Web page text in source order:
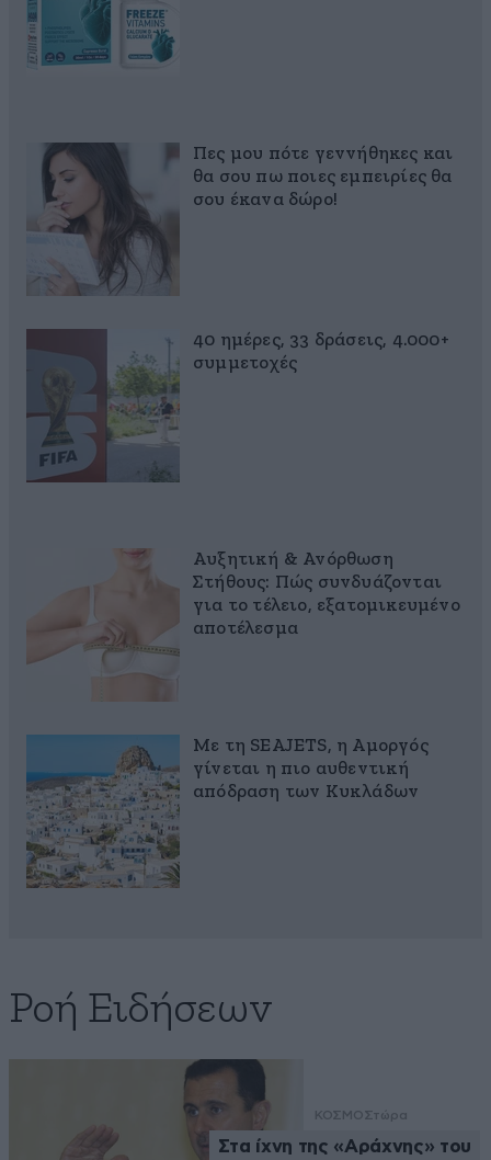
Πες μου πότε γεννήθηκες και
θα σου πω ποιες εμπειρίες θα
σου έκανα δώρο!
40 ημέρες, 33 δράσεις, 4.000+
συμμετοχές
Αυξητική & Ανόρθωση
Στήθους: Πώς συνδυάζονται
για το τέλειο, εξατομικευμένο
αποτέλεσμα
Με τη SEAJETS, η Αμοργός
γίνεται η πιο αυθεντική
απόδραση των Κυκλάδων
Ροή Ειδήσεων
ΚΟΣΜΟΣτώρα
Στα ίχνη της «Αράχνης» του